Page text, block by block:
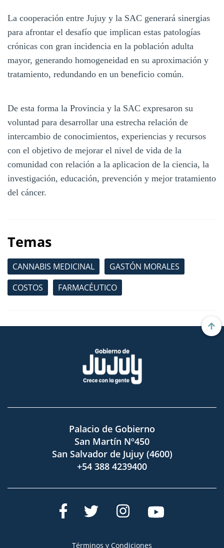
La cooperación entre Jujuy y la SAC generará sinergias
para afrontar el desafío que implican estas patologías
crónicas con gran incidencia en la población adulta
mayor, generando homogeneidad en su aproximación y
tratamiento, redundando en un beneficio común.
De esta forma la Provincia y la SAC expresaron su
voluntad para desarrollar una estrecha relación de
intercambio de conocimientos, experiencias y recursos
con el objetivo de mejorar el nivel de vida de la
comunidad con relación a la aplicacion de la ciencia, la
investigación, educación, prevención y mejor tratamiento
del cáncer.
Temas
CANNABIS MEDICINAL
GASTÓN MORALES
COSTOS
FARMACÉUTICO
Palacio de Gobierno
San Martín Nº450
San Salvador de Jujuy (4600)
+54 388 4239400
Términos y Condiciones